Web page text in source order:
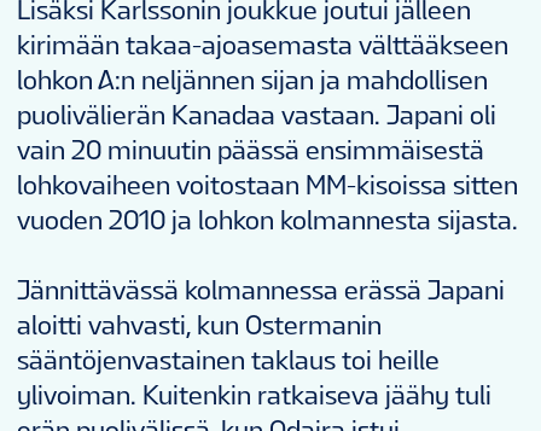
Lisäksi Karlssonin joukkue joutui jälleen
kirimään takaa-ajoasemasta välttääkseen
lohkon A:n neljännen sijan ja mahdollisen
puolivälierän Kanadaa vastaan. Japani oli
vain 20 minuutin päässä ensimmäisestä
lohkovaiheen voitostaan MM-kisoissa sitten
vuoden 2010 ja lohkon kolmannesta sijasta.
Jännittävässä kolmannessa erässä Japani
aloitti vahvasti, kun Ostermanin
sääntöjenvastainen taklaus toi heille
ylivoiman. Kuitenkin ratkaiseva jäähy tuli